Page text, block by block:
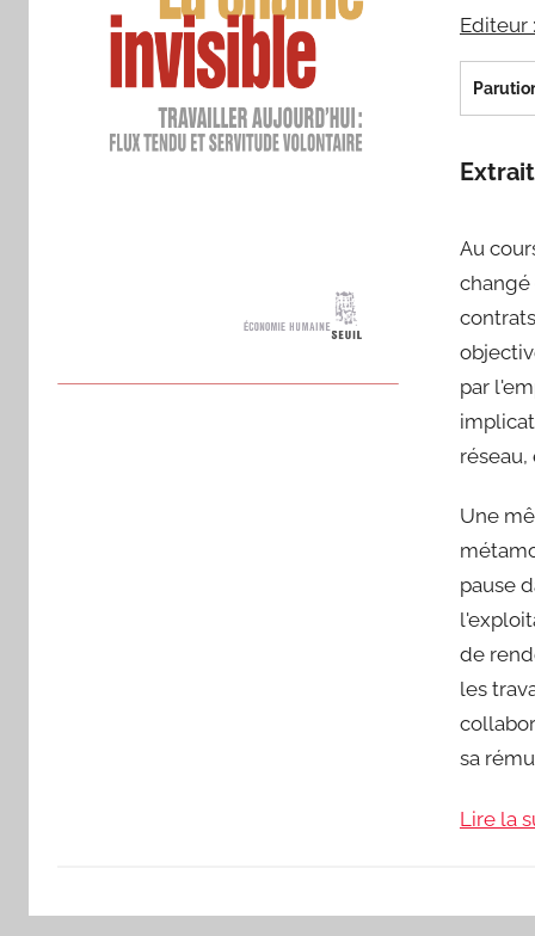
Editeur :
Au
changé
par
réseau,
Une
pause
de
les
sa
Lire la